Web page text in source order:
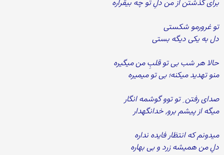
برای گذشتن از من دلِ تو چه بیقراره
تو غرورمو شکستی
دل به یکی دیگه بستی
حالا هر شب بی تو قلبِ من میگیره
منو تهدید میکنه؛ بی تو میمیره
صدای رفتن ِ تو توو گوشمه انگار
میگه از پیشم برو, خدانگهدار
میدونم که انتظار فایده نداره
دلِ من همیشه زرد و بی بهاره